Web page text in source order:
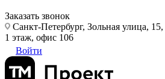
Заказать звонок
Санкт-Петербург, Зольная улица,
1 этаж, офис 106
Войти